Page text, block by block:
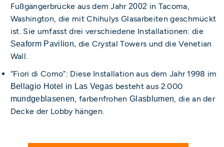
Fußgängerbrücke aus dem Jahr2002 in Tacoma,
Washington, die mit Chihulys Glasarbeiten geschmückt
ist. Sie umfasst drei verschiedene Installationen: die
Seaform Pavilion, die Crystal Towers und die Venetian
Wall.
“Fiori di Como”: Diese Installation aus dem Jahr 1998 im
Bellagio Hotel in Las Vegas besteht aus 2.000
mundgeblasenen, farbenfrohenGlasblumen, die an der
Decke der Lobby hängen.